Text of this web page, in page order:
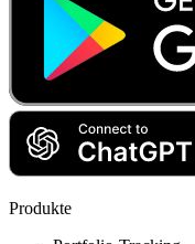
Produkte